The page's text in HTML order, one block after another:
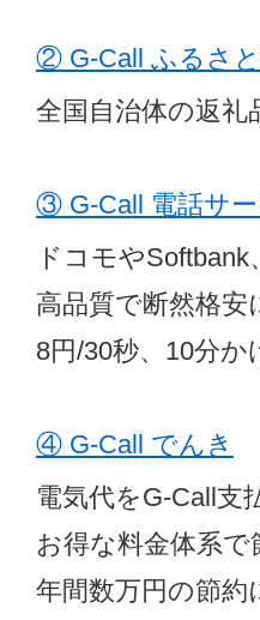
② G-Call ふるさ
全国自治体の返
③ G-Call 電話サー
ドコモや
高品質で断然格安
8円/30秒、10分か
④ G-Call でんき
電気代をG-Call支
お得な料金体系で
年間数万円の節